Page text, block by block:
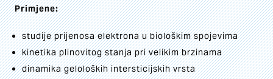
Primjene:
studije prijenosa elektrona u biološkim spojevima
kinetika plinovitog stanja pri velikim brzinama
dinamika geloloških intersticijskih vrsta